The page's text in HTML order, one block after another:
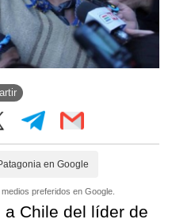
en Google
preferidos en Google.
Chile del líder de